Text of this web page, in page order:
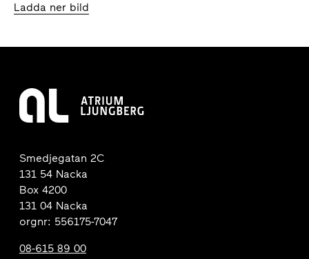
Ladda ner bild
Smedjegatan 2C
131 54 Nacka
Box 4200
131 04 Nacka
orgnr: 556175-7047
08-615 89 00